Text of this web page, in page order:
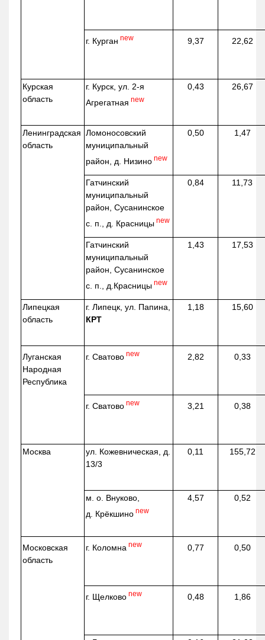
г. Курган new 9,37 22,62
Курская
область
г. Курск, ул. 2-я
Агрегатная new
0,43 26,67
Ленинградская
область
Ломоносовский
муниципальный
район, д. Низино new
0,50 1,47
Гатчинский
муниципальный
район, Сусанинское
с. п., д. Красницы new
0,84 11,73
Гатчинский
муниципальный
район, Сусанинское
с. п., д.Красницы new
1,43 17,53
Липецкая
область
г. Липецк, ул. Папина,
КРТ
1,18 15,60
Луганская
Народная
Республика
г. Сватово new 2,82 0,33
г. Сватово new 3,21 0,38
Москва ул. Кожевническая, д.
13/3
0,11 155,72
м. о. Внуково,
д. Крёкшино new
4,57 0,52
Московская
область
г. Коломна new 0,77 0,50
г. Щелково new 0,48 1,86